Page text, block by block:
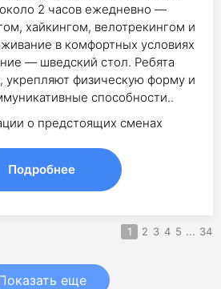
2 часов ежедневно —
хайкингом, велотрекингом и
в комфортных условиях
— шведский стол. Ребята
укрепляют физическую форму и
способности.​.
о предстоящих сменах
Подробнее
1 2 3 4 5 ... 34
еще